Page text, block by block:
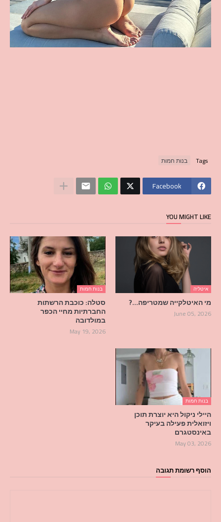
Tags בנות חמות
Facebook
YOU MIGHT LIKE
איטליה
מי האיטלקייה שמטריפה…?
June 05, 2026
בנות חמות
סטלה: כוכבת הרשתות
החברתיות מחיי הכפר
במולדובה
May 19, 2026
בנות חמות
היילי ניקול היא יוצרת תוכן
ויזואלית פעילה בעיקר
באינסטגרם
May 03, 2026
הוסף רשומת תגובה